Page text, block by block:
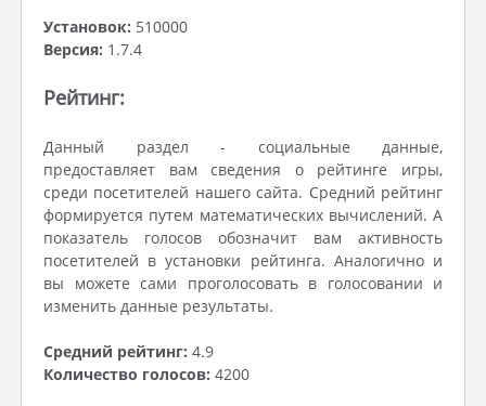
Установок: 510000
Версия: 1.7.4
Рейтинг:
Данный раздел - социальные данные,
предоставляет вам сведения о рейтинге игры,
среди посетителей нашего сайта. Средний рейтинг
формируется путем математических вычислений. А
показатель голосов обозначит вам активность
посетителей в установки рейтинга. Аналогично и
вы можете сами проголосовать в голосовании и
изменить данные результаты.
Средний рейтинг: 4.9
Количество голосов: 4200